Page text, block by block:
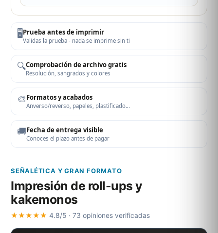
🖥️Prueba antes de imprimir
Validas la prueba - nada se imprime sin ti
🔍Comprobación de archivo gratis
Resolución, sangrados y colores
🎨Formatos y acabados
Anverso/reverso, papeles, plastificado…
🚚Fecha de entrega visible
Conoces el plazo antes de pagar
SEÑALÉTICA Y GRAN FORMATO
Impresión de roll-ups y
kakemonos
★★★★★ 4.8/5 · 73 opiniones verificadas